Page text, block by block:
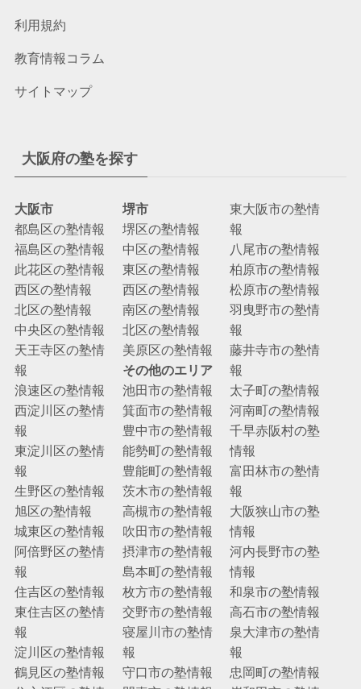
利用規約
教育情報コラム
サイトマップ
大阪府の塾を探す
大阪市
都島区の塾情報
福島区の塾情報
此花区の塾情報
西区の塾情報
北区の塾情報
中央区の塾情報
天王寺区の塾情
報
浪速区の塾情報
西淀川区の塾情
報
東淀川区の塾情
報
生野区の塾情報
旭区の塾情報
城東区の塾情報
阿倍野区の塾情
報
住吉区の塾情報
東住吉区の塾情
報
淀川区の塾情報
鶴見区の塾情報
堺市
堺区の塾情報
中区の塾情報
東区の塾情報
西区の塾情報
南区の塾情報
北区の塾情報
美原区の塾情報
その他のエリア
池田市の塾情報
箕面市の塾情報
豊中市の塾情報
能勢町の塾情報
豊能町の塾情報
茨木市の塾情報
高槻市の塾情報
吹田市の塾情報
摂津市の塾情報
島本町の塾情報
枚方市の塾情報
交野市の塾情報
寝屋川市の塾情
報
守口市の塾情報
東大阪市の塾情
報
八尾市の塾情報
柏原市の塾情報
松原市の塾情報
羽曳野市の塾情
報
藤井寺市の塾情
報
太子町の塾情報
河南町の塾情報
千早赤阪村の塾
情報
富田林市の塾情
報
大阪狭山市の塾
情報
河内長野市の塾
情報
和泉市の塾情報
高石市の塾情報
泉大津市の塾情
報
忠岡町の塾情報